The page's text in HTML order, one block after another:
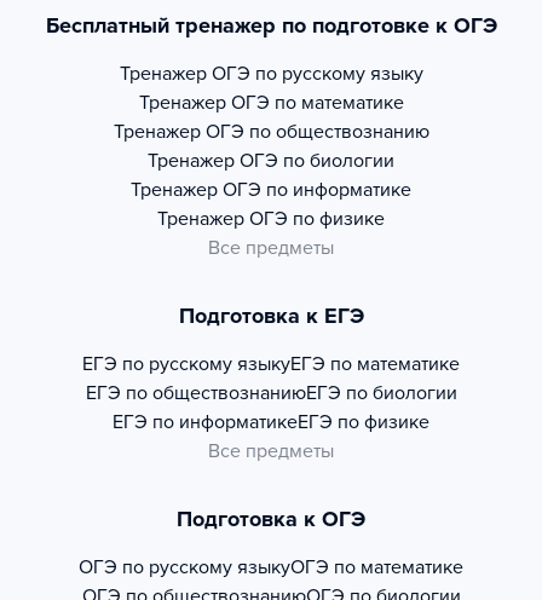
Бесплатный тренажер по подготовке к ОГЭ
Тренажер ОГЭ по русскому языку
Тренажер ОГЭ по математике
Тренажер ОГЭ по обществознанию
Тренажер ОГЭ по биологии
Тренажер ОГЭ по информатике
Тренажер ОГЭ по физике
Все предметы
Подготовка к ЕГЭ
ЕГЭ по русскому языкуЕГЭ по математике
ЕГЭ по обществознаниюЕГЭ по биологии
ЕГЭ по информатикеЕГЭ по физике
Все предметы
Подготовка к ОГЭ
ОГЭ по русскому языкуОГЭ по математике